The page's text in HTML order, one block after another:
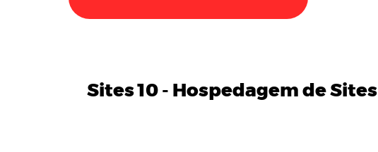
Sites 10 - Hospedagem de